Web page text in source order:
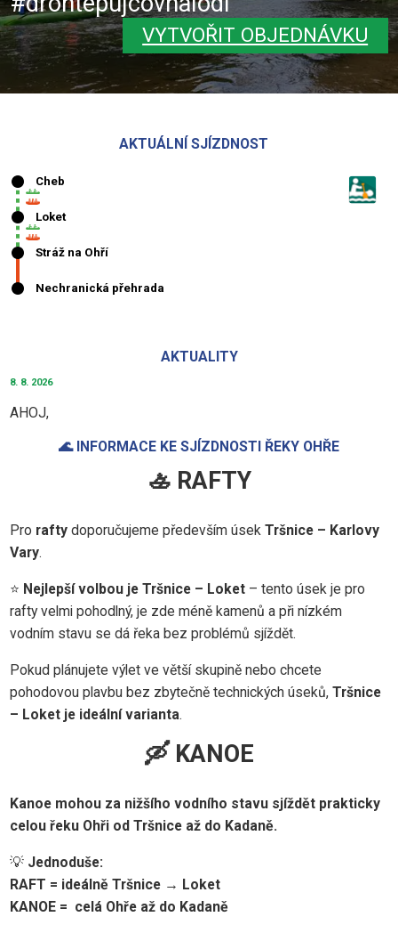
VYTVOŘIT OBJEDNÁVKU
AKTUÁLNÍ SJÍZDNOST
AKTUALITY
8. 8. 2026
AHOJ,
🌊 INFORMACE KE SJÍZDNOSTI ŘEKY OHŘE
🚣 RAFTY
Pro rafty doporučujeme především úsekTršnice – Karlovy
Vary.
⭐ Nejlepší volbou je Tršnice – Loket – tento úsek je pro
rafty velmi pohodlný, je zde méně kamenů a při nízkém
vodním stavu se dá řeka bez problémů sjíždět.
Pokud plánujete výlet ve větší skupině nebo chcete
pohodovou plavbu bez zbytečně technických úseků,Tršnice
– Loket je ideální varianta.
🛶 KANOE
Kanoe mohou za nižšího vodního stavu sjíždět prakticky
celou řeku Ohři od Tršnice až do Kadaně.
💡 Jednoduše:
RAFT = ideálně Tršnice → Loket
KANOE = celá Ohře až do Kadaně